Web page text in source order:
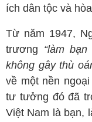
ích dân tộc và
Từ năm 1947,
trương “làm
không gây thù
về một nền
tư tưởng đó đã
Việt Nam là bạn,